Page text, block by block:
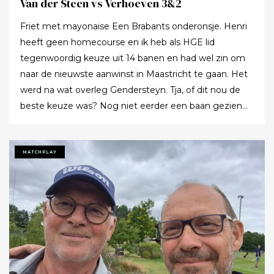
fairway. Onderschrift: Bij de start van de zomer op 21
juni was alles nog groen op de Texelse. C: Ronald
Massaut
Van der Steen vs Verhoeven 3&2
Friet met mayonaise Een Brabants onderonsje. Henri
heeft geen homecourse en ik heb als HGE lid
tegenwoordig keuze uit 14 banen en had wel zin om
naar de nieuwste aanwinst in Maastricht te gaan. Het
werd na wat overleg Gendersteyn. Tja, of dit nou de
beste keuze was? Nog niet eerder een baan gezien
voor meer banen? Ze hebben echt hun best gedaan
om de afslagplaatsen en de greens groen te houden
maar dat leverde weer allerlei andere problemen op (
oa drassigheid rondom en op de greens ) dus
uitdaging volop! Ik denk dat buiten ons iedereen op de
hoogte was : wij waren de enige spelers in de baan!!!
Voor we echt van start gingen nog allebei de
handicaptabellen goed bestudeerd : kijken of er met
MATCHPLAY